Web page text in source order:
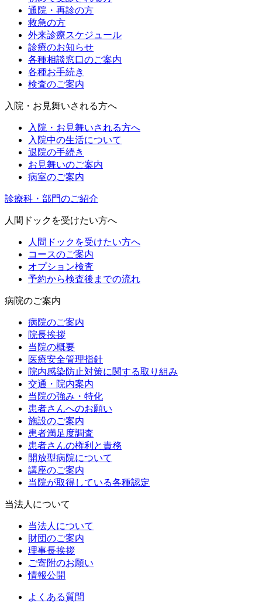
通院・再診の方
救急の方
外来診療スケジュール
診療のお知らせ
各種相談窓口のご案内
各種お手続き
検査のご案内
入院・お見舞いされる方へ
入院・お見舞いされる方へ
入院中の生活について
退院の手続き
お見舞いのご案内
病室のご案内
診療科・部門のご紹介
人間ドックを受けたい方へ
人間ドックを受けたい方へ
コースのご案内
オプション検査
予約から検査後までの流れ
病院のご案内
病院のご案内
院長挨拶
当院の概要
医療安全管理指針
院内感染防止対策に関する取り組み
交通・院内案内
当院の強み・特化
患者さんへのお願い
施設のご案内
患者満足度調査
患者さんの権利と責務
開放型病院について
講座のご案内
当院が取得している各種認定
当法人について
当法人について
財団のご案内
理事長挨拶
ご寄附のお願い
情報公開
よくある質問